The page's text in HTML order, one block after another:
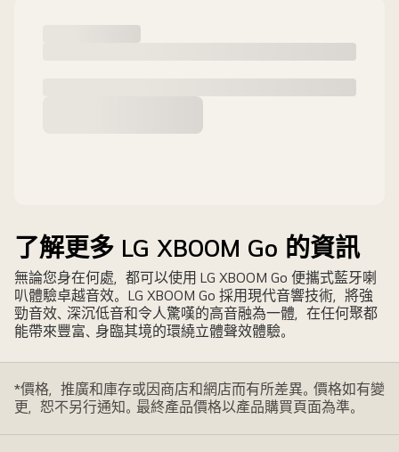
了解更多 LG XBOOM Go 的資訊
無論您身在何處，都可以使用 LG XBOOM Go 便攜式藍牙喇
叭體驗卓越音效。 LG XBOOM Go 採用現代音響技術，將強
勁音效、深沉低音和令人驚嘆的高音融為一體，在任何聚都
能帶來豐富、身臨其境的環繞立體聲效體驗。
*價格，推廣和庫存或因商店和網店而有所差異。價格如有變
更，恕不另行通知。最終產品價格以產品購買頁面為準。